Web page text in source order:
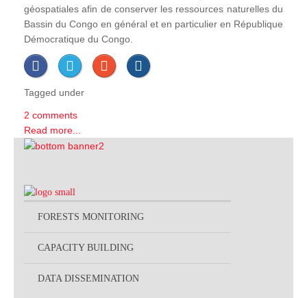
géospatiales afin de conserver les ressources naturelles du
Bassin du Congo en général et en particulier en République
Démocratique du Congo.
Tagged under
2 comments
Read more...
FORESTS MONITORING
CAPACITY BUILDING
DATA DISSEMINATION